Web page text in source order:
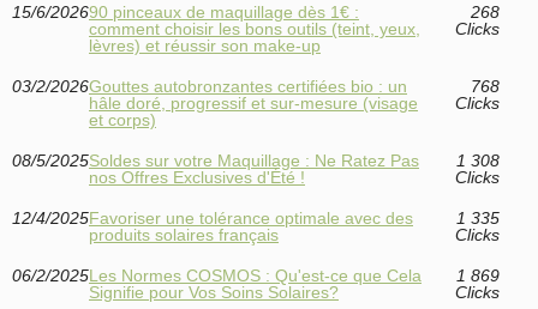
15/6/202690 pinceaux de maquillage dès 1€ :
comment choisir les bons outils (teint, yeux,
lèvres) et réussir son make-up
268
Clicks
03/2/2026Gouttes autobronzantes certifiées bio : un
hâle doré, progressif et sur-mesure (visage
et corps)
768
Clicks
08/5/2025Soldes sur votre Maquillage : Ne Ratez Pas
nos Offres Exclusives d'Été !
1 308
Clicks
12/4/2025Favoriser une tolérance optimale avec des
produits solaires français
1 335
Clicks
06/2/2025Les Normes COSMOS : Qu'est-ce que Cela
Signifie pour Vos Soins Solaires?
1 869
Clicks